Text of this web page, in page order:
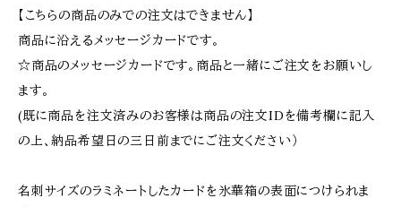
【こちらの商品のみでの注文はできません】
商品に沿えるメッセージカードです。
☆商品のメッセージカードです。商品と一緒にご注文をお願いし
ます。
(既に商品を注文済みのお客様は商品の注文IDを備考欄に記入
の上、納品希望日の三日前までにご注文ください）
名刺サイズのラミネートしたカードを氷華箱の表面につけられま